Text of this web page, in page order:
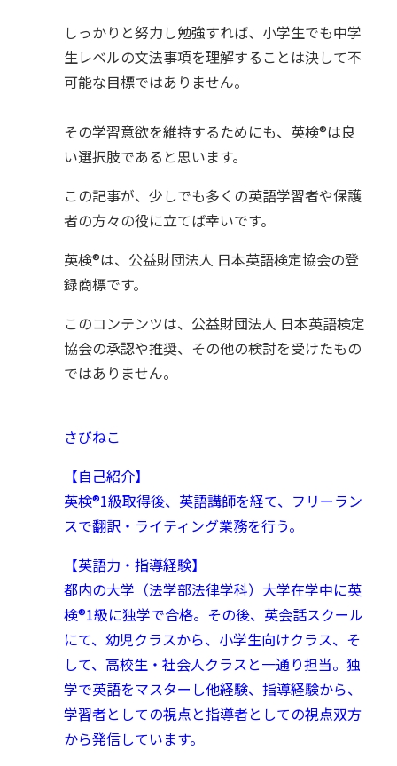
しっかりと努力し勉強すれば、小学生でも中学
生レベルの文法事項を理解することは決して不
可能な目標ではありません。
その学習意欲を維持するためにも、英検®︎は良
い選択肢であると思います。
この記事が、少しでも多くの英語学習者や保護
者の方々の役に立てば幸いです。
英検®︎は、公益財団法人 日本英語検定協会の登
録商標です。
このコンテンツは、公益財団法人 日本英語検定
協会の承認や推奨、その他の検討を受けたもの
ではありません。
さびねこ
【自己紹介】
英検®︎1級取得後、英語講師を経て、フリーラン
スで翻訳・ライティング業務を行う。
【英語力・指導経験】
都内の大学（法学部法律学科）大学在学中に英
検®︎1級に独学で合格。 その後、英会話スクール
にて、幼児クラスから、小学生向けクラス、そ
して、高校生・社会人クラスと一通り担当。 独
学で英語をマスターし他経験、指導経験から、
学習者としての視点と指導者としての視点双方
から発信しています。